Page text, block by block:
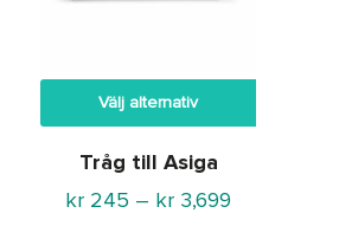
Välj alternativ
Tråg till Asiga
kr 245 – kr 3,699